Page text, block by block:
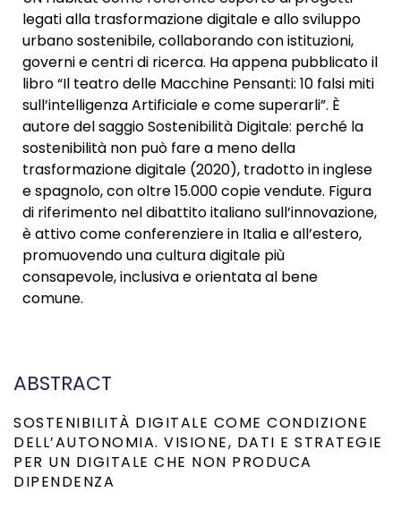
legati alla trasformazione digitale e allo sviluppo
urbano sostenibile, collaborando con istituzioni,
governi e centri di ricerca. Ha appena pubblicato il
libro “Il teatro delle Macchine Pensanti: 10 falsi miti
sull’intelligenza Artificiale e come superarli”. È
autore del saggio Sostenibilità Digitale: perché la
sostenibilità non può fare a meno della
trasformazione digitale (2020), tradotto in inglese
e spagnolo, con oltre 15.000 copie vendute. Figura
di riferimento nel dibattito italiano sull’innovazione,
è attivo come conferenziere in Italia e all’estero,
promuovendo una cultura digitale più
consapevole, inclusiva e orientata al bene
comune.
ABSTRACT
SOSTENIBILITÀ DIGITALE COME CONDIZIONE
DELL’AUTONOMIA. VISIONE, DATI E STRATEGIE
PER UN DIGITALE CHE NON PRODUCA
DIPENDENZA